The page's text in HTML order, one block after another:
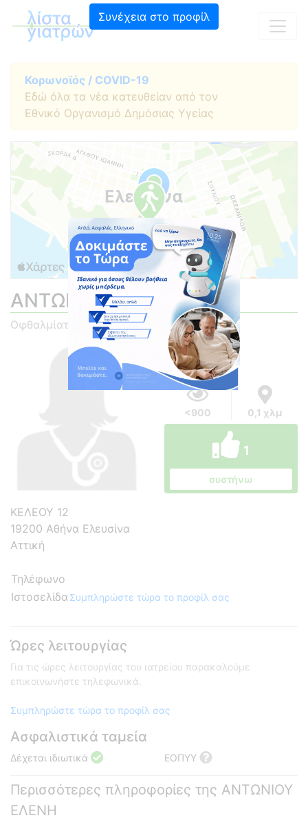
Συνέχεια στο προφίλ
Κορωνοϊός / COVID-19
Εδώ όλα τα νέα κατευθείαν από τον
Εθνικό Οργανισμό Δημόσιας Υγείας
ΑΝΤΩΝΙΟΥ ΕΛΕΝΗ
Οφθαλμίατρος
<900 0,1 χλμ
1
συστήνω
ΚΕΛΕΟΥ 12
19200 Αθήνα Ελευσίνα
Αττική
Τηλέφωνο
Ιστοσελίδα Συμπληρώστε τώρα το προφίλ σας
Ώρες λειτουργίας
Για τις ώρες λειτουργίας του ιατρείου παρακαλούμε
επικοινωνήστε τηλεφωνικά.
Συμπληρώστε τώρα το προφίλ σας
Ασφαλιστικά ταμεία
Δέχεται ιδιωτικά ΕΟΠΥΥ
Περισσότερες πληροφορίες της ΑΝΤΩΝΙΟΥ
ΕΛΕΝΗ